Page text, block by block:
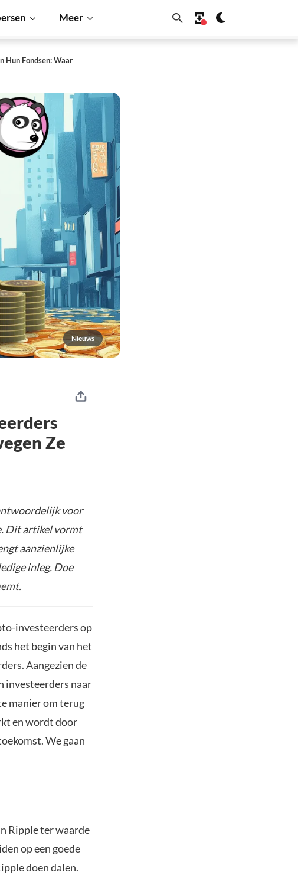
Meer
Hun Fondsen: Waar
Nieuws
Ze
voor
Dit artikel vormt
aanzienlijke
inleg. Doe
investeerders op
het begin van het
Aangezien de
investeerders naar
manier om terug
en wordt door
We gaan
Ripple ter waarde
op een goede
doen dalen.